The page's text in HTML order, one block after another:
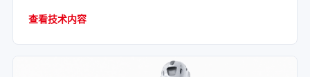
查看技术内容